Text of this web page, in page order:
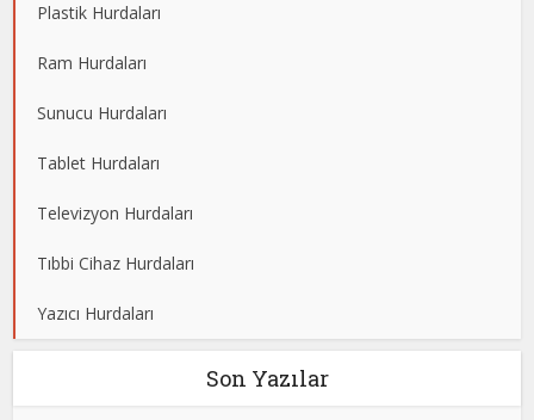
Plastik Hurdaları
Ram Hurdaları
Sunucu Hurdaları
Tablet Hurdaları
Televizyon Hurdaları
Tıbbi Cihaz Hurdaları
Yazıcı Hurdaları
Son Yazılar